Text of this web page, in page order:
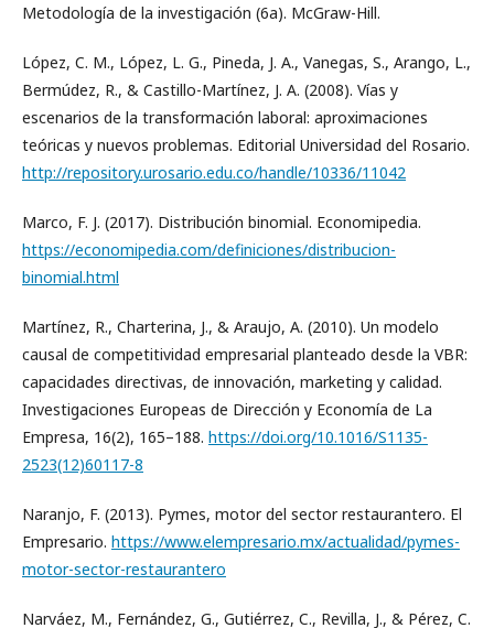
Metodología de la investigación (6a). McGraw-Hill.
López, C. M., López, L. G., Pineda, J. A., Vanegas, S., Arango, L.,
Bermúdez, R., & Castillo-Martínez, J. A. (2008). Vías y
escenarios de la transformación laboral: aproximaciones
teóricas y nuevos problemas. Editorial Universidad del Rosario.
http://repository.urosario.edu.co/handle/10336/11042
Marco, F. J. (2017). Distribución binomial. Economipedia.
https://economipedia.com/definiciones/distribucion-
binomial.html
Martínez, R., Charterina, J., & Araujo, A. (2010). Un modelo
causal de competitividad empresarial planteado desde la VBR:
capacidades directivas, de innovación, marketing y calidad.
Investigaciones Europeas de Dirección y Economía de La
Empresa, 16(2), 165–188. https://doi.org/10.1016/S1135-
2523(12)60117-8
Naranjo, F. (2013). Pymes, motor del sector restaurantero. El
Empresario. https://www.elempresario.mx/actualidad/pymes-
motor-sector-restaurantero
Narváez, M., Fernández, G., Gutiérrez, C., Revilla, J., & Pérez, C.